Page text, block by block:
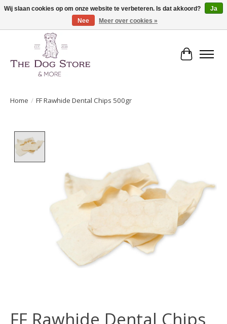
De speciaalzaak in hondenartikelen en meer!
Home / FF Rawhide Dental Chips 500gr
FF Rawhide Dental Chips
Wij slaan cookies op om onze website te verbeteren. Is dat akkoord?
Ja
Nee
Meer over cookies »